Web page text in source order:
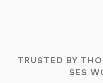
TRUSTED BY
SES